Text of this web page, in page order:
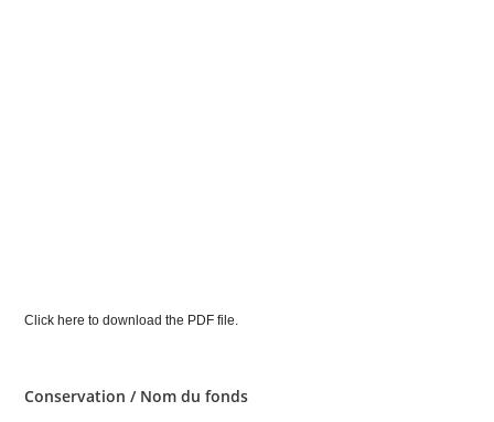
Click here to download the PDF file.
Conservation / Nom du fonds